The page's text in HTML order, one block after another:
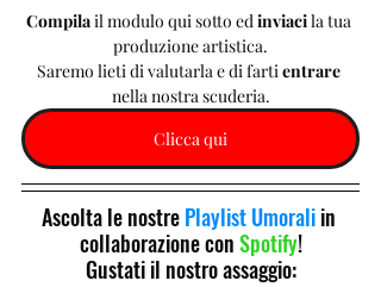
Compila il modulo qui sotto ed inviaci la tua
produzione artistica.
Saremo lieti di valutarla e di farti entrare
nella nostra scuderia.
Clicca qui
Ascolta le nostre Playlist Umorali in
collaborazione con Spotify!
Gustati il nostro assaggio: